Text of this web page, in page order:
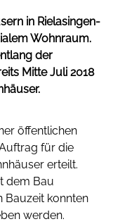
in Rielasingen-
Wohnraum.
der
Mitte Juli 2018
öffentlichen
für die
erteilt.
dem Bau
Bauzeit konnten
werden.